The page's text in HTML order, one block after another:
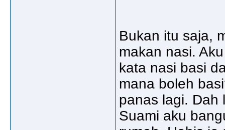
Bukan itu saja,
makan nasi.
kata nasi basi
mana boleh
panas lagi. Dah
Suami aku